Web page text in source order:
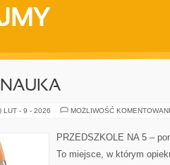
NAUKA
LUT - 9 - 2026 MOŻLIWOŚĆ
PRZEDSZKOLE NA 5 –
To miejsce, w którym